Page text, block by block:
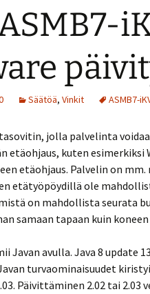
Säätöä, Vinkit ASMB7-
jolla palvelinta
etäohjaus, kuten esimerkiksi
etäohjaus. Palvelin on
etätyöpöydillä ole
on mahdollista seurata
samaan tapaan kuin
Javan avulla. Java 8 update
turvaominaisuudet
Päivittäminen 2.02 tai